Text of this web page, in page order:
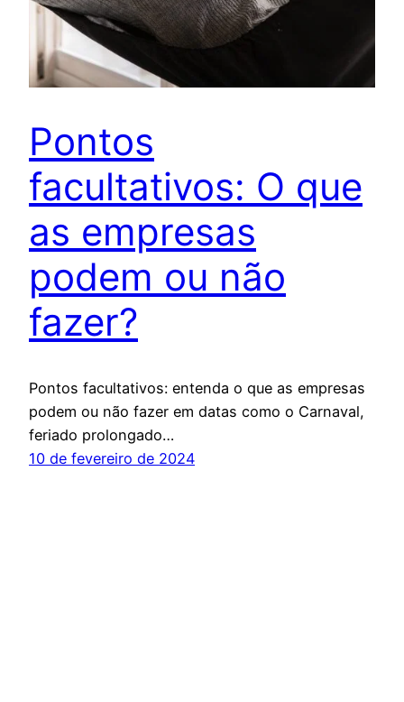
Pontos
facultativos: O que
as empresas
podem ou não
fazer?
Pontos facultativos: entenda o que as empresas
podem ou não fazer em datas como o Carnaval,
feriado prolongado…
10 de fevereiro de 2024